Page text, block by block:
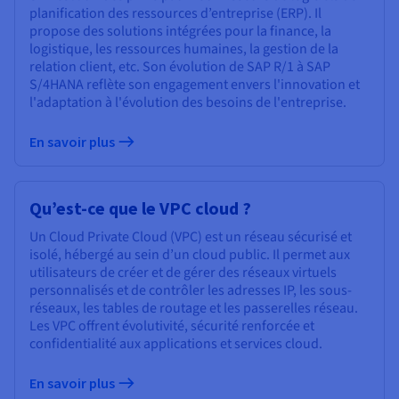
planification des ressources d’entreprise (ERP). Il
propose des solutions intégrées pour la finance, la
logistique, les ressources humaines, la gestion de la
relation client, etc. Son évolution de SAP R/1 à SAP
S/4HANA reflète son engagement envers l'innovation et
l'adaptation à l'évolution des besoins de l'entreprise.
En savoir plus
Qu’est-ce que le VPC cloud ?
Un Cloud Private Cloud (VPC) est un réseau sécurisé et
isolé, hébergé au sein d’un cloud public. Il permet aux
utilisateurs de créer et de gérer des réseaux virtuels
personnalisés et de contrôler les adresses IP, les sous-
réseaux, les tables de routage et les passerelles réseau.
Les VPC offrent évolutivité, sécurité renforcée et
confidentialité aux applications et services cloud.
En savoir plus